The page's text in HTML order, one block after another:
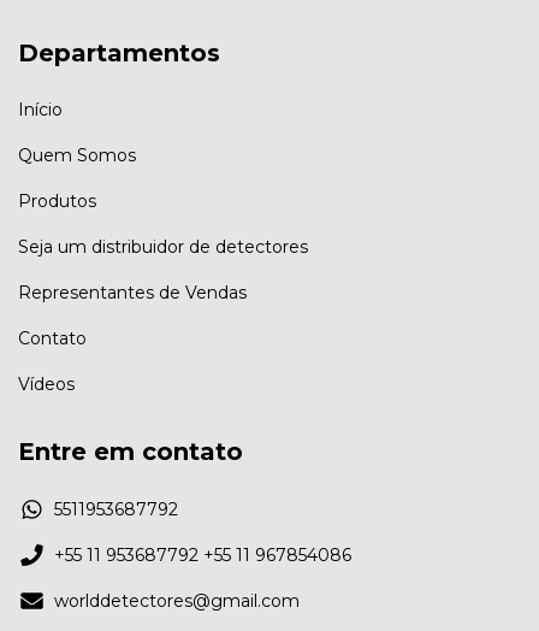
Departamentos
Início
Quem Somos
Produtos
Seja um distribuidor de detectores
Representantes de Vendas
Contato
Vídeos
Entre em contato
5511953687792
+55 11 953687792 +55 11 967854086
worlddetectores@gmail.com